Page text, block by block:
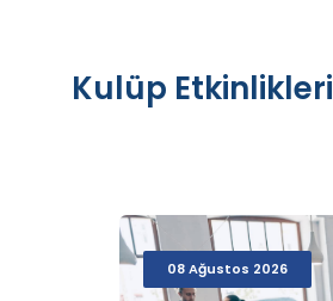
Kulüp Etkinlikleri
08 Ağustos 2026